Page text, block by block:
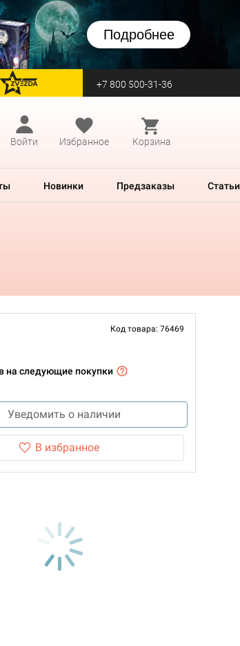
Подробнее
перейти на Zvezda +7 800 500-31-36
Войти
Избранное Корзина
Новинки Предзаказы Статьи
Код товара: 76469
на следующие покупки
Уведомить о наличии
В избранное